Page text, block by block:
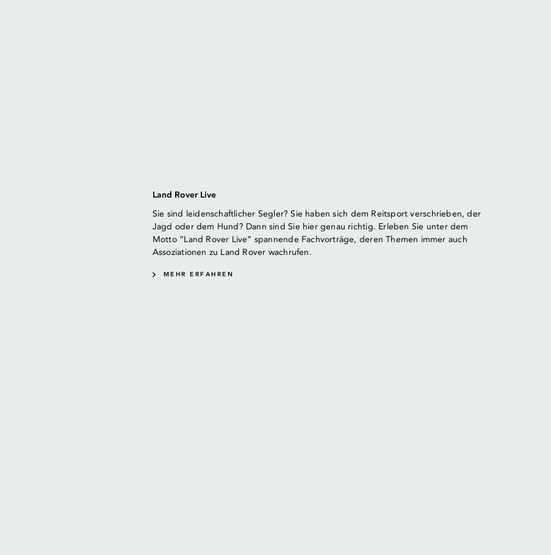
Land Rover Live
Sie sind leidenschaftlicher Segler? Sie haben sich dem Reitsport verschrieben, der
Jagd oder dem Hund? Dann sind Sie hier genau richtig. Erleben Sie unter dem
Motto “Land Rover Live” spannende Fachvorträge, deren Themen immer auch
Assoziationen zu Land Rover wachrufen.
MEHR ERFAHREN